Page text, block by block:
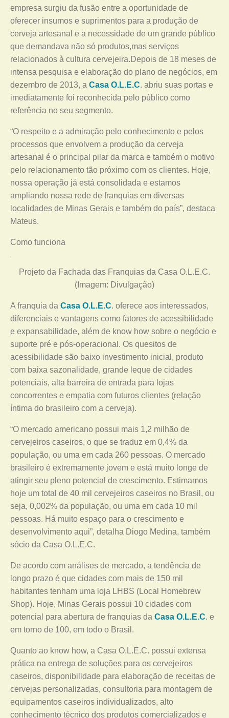
empresa surgiu da fusão entre a oportunidade de
oferecer insumos e suprimentos para a produção de
cerveja artesanal e a necessidade de um grande público
que demandava não só produtos,mas serviços
relacionados à cultura cervejeira.Depois de 18 meses de
intensa pesquisa e elaboração do plano de negócios, em
dezembro de 2013, a Casa O.L.E.C. abriu suas portas e
imediatamente foi reconhecida pelo público como
referência no seu segmento.
“O respeito e a admiração pelo conhecimento e pelos
processos que envolvem a produção da cerveja
artesanal é o principal pilar da marca e também o motivo
pelo relacionamento tão próximo com os clientes. Hoje,
nossa operação já está consolidada e estamos
ampliando nossa rede de franquias em diversas
localidades de Minas Gerais e também do país”, destaca
Mateus.
Como funciona
Projeto da Fachada das Franquias da Casa O.L.E.C.
(Imagem: Divulgação)
A franquia da Casa O.L.E.C. oferece aos interessados,
diferenciais e vantagens como fatores de acessibilidade
e expansabilidade, além de know how sobre o negócio e
suporte pré e pós-operacional. Os quesitos de
acessibilidade são baixo investimento inicial, produto
com baixa sazonalidade, grande leque de cidades
potenciais, alta barreira de entrada para lojas
concorrentes e empatia com futuros clientes (relação
íntima do brasileiro com a cerveja).
“O mercado americano possui mais 1,2 milhão de
cervejeiros caseiros, o que se traduz em 0,4% da
população, ou uma em cada 260 pessoas. O mercado
brasileiro é extremamente jovem e está muito longe de
atingir seu pleno potencial de crescimento. Estimamos
hoje um total de 40 mil cervejeiros caseiros no Brasil, ou
seja, 0,002% da população, ou uma em cada 10 mil
pessoas. Há muito espaço para o crescimento e
desenvolvimento aqui”, detalha Diogo Medina, também
sócio da Casa O.L.E.C.
De acordo com análises de mercado, a tendência de
longo prazo é que cidades com mais de 150 mil
habitantes tenham uma loja LHBS (Local Homebrew
Shop). Hoje, Minas Gerais possui 10 cidades com
potencial para abertura de franquias da Casa O.L.E.C. e
em torno de 100, em todo o Brasil.
Quanto ao know how, a Casa O.L.E.C. possui extensa
prática na entrega de soluções para os cervejeiros
caseiros, disponibilidade para elaboração de receitas de
cervejas personalizadas, consultoria para montagem de
equipamentos caseiros individualizados, alto
conhecimento técnico dos produtos comercializados e